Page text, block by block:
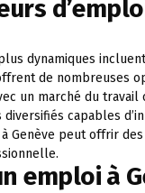
dynamiques
de nombreuses
un marché du
capables
Genève peut offrir
emploi à